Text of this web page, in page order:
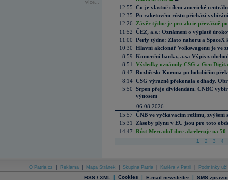
více...
12:55 Co je vlastně cílem americké
12:35 Po raketovém růstu přichází
12:26
Závěr týdne je pro akcie převážně
11:52 ČEZ, a.s.: Oznámení o výplatě
11:00 Perly týdne: Zlato nahoru a SpaceX
10:30 Hlavní akcionář Volkswagenu je ve
8:59 Komerční banka, a.s.: Výpis z
8:51
Výsledky oznámily CSG a Gen
8:47 Rozbřesk: Koruna po holubičím
8:14 CSG výrazně překonala odhady.
5:50 Srpen přeje dividendám. CNBC
výnosem
06.08.2026
15:57 ČNB ve vyčkávacím režimu, zvýšení
15:31
Zásoby plynu v EU jsou pro toto
14:47 Růst MercadoLibre akceleruje na
1 2 3 4
O Patria.cz Reklama Mapa Stránek Skupina Patria Kariéra v Patrii Podmínky
RSS / XML | Cookies | E-mail newsletter | SMS